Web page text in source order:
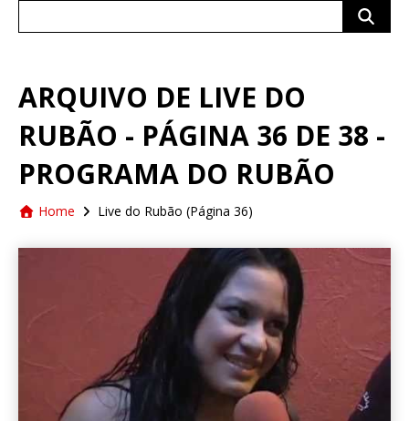
ARQUIVO DE LIVE DO
RUBÃO - PÁGINA 36 DE 38 -
PROGRAMA DO RUBÃO
Home Live do Rubão (Página 36)